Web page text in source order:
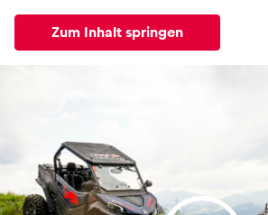
Zum Inhalt springen
News